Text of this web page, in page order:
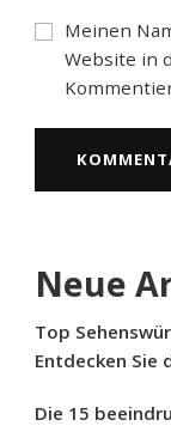
Meinen
Website in
Neue
Top
Entdecken Sie
Die 15